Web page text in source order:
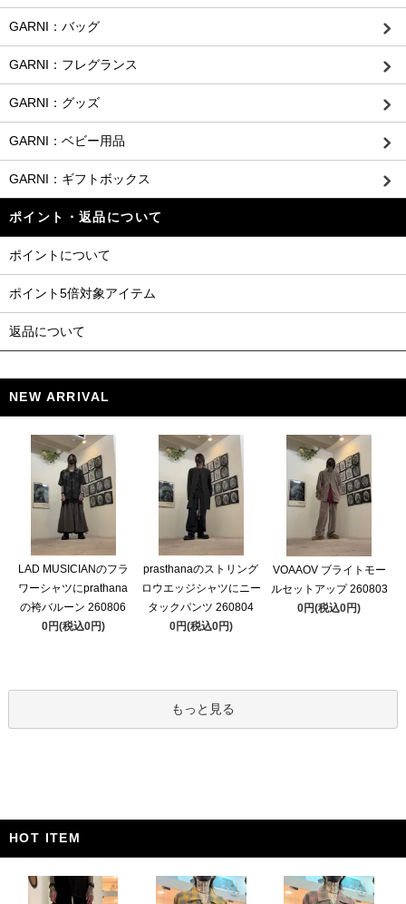
GARNI：バッグ
GARNI：フレグランス
GARNI：グッズ
GARNI：ベビー用品
GARNI：ギフトボックス
ポイント・返品について
ポイントについて
ポイント5倍対象アイテム
返品について
NEW ARRIVAL
LAD MUSICIANのフラ
ワーシャツにprathana
の袴バルーン 260806
0円(税込0円)
prasthanaのストリング
ロウエッジシャツにニー
タックパンツ 260804
0円(税込0円)
VOAAOV ブライトモー
ルセットアップ 260803
0円(税込0円)
もっと見る
HOT ITEM